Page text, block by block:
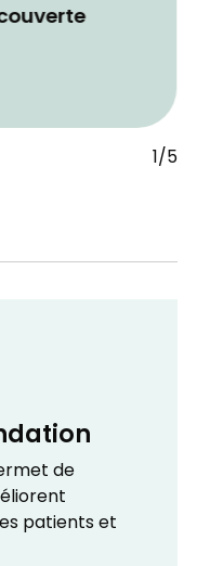
1/5
de
patients et